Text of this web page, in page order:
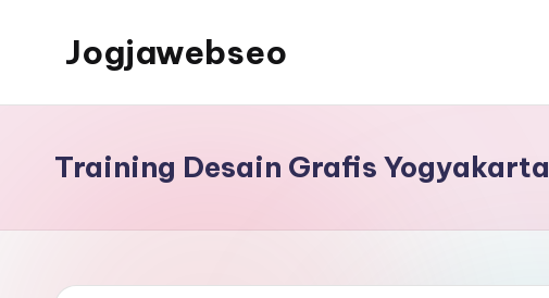
Jogjawebseo
Training Desain Grafis Yogyakarta